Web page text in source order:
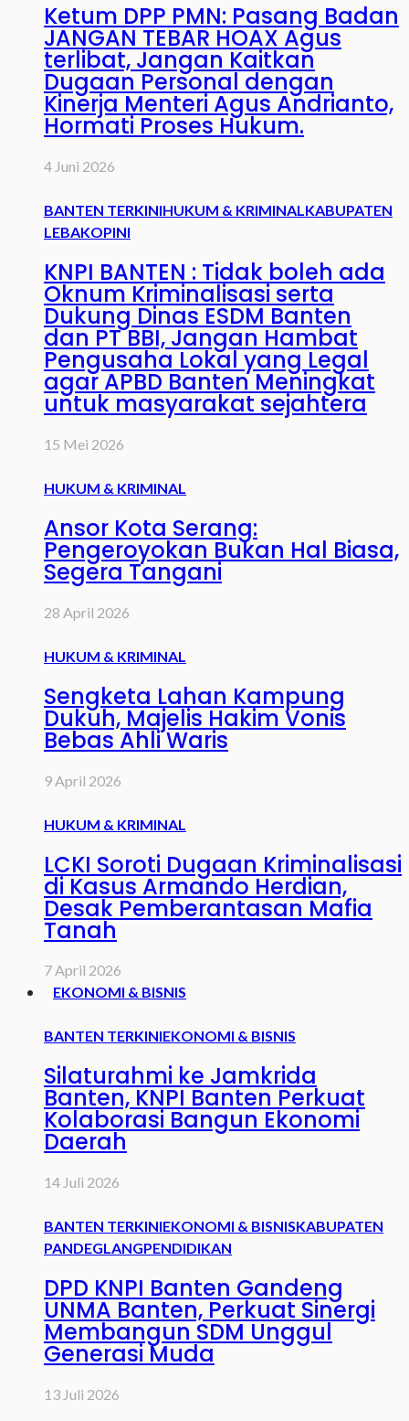
Ketum DPP PMN: Pasang Badan
JANGAN TEBAR HOAX Agus
terlibat, Jangan Kaitkan
Dugaan Personal dengan
Kinerja Menteri Agus Andrianto,
Hormati Proses Hukum.
4 Juni 2026
BANTEN TERKINIHUKUM & KRIMINALKABUPATEN
LEBAKOPINI
KNPI BANTEN : Tidak boleh ada
Oknum Kriminalisasi serta
Dukung Dinas ESDM Banten
dan PT BBI, Jangan Hambat
Pengusaha Lokal yang Legal
agar APBD Banten Meningkat
untuk masyarakat sejahtera
15 Mei 2026
HUKUM & KRIMINAL
Ansor Kota Serang:
Pengeroyokan Bukan Hal Biasa,
Segera Tangani
28 April 2026
HUKUM & KRIMINAL
Sengketa Lahan Kampung
Dukuh, Majelis Hakim Vonis
Bebas Ahli Waris
9 April 2026
HUKUM & KRIMINAL
LCKI Soroti Dugaan Kriminalisasi
di Kasus Armando Herdian,
Desak Pemberantasan Mafia
Tanah
7 April 2026
EKONOMI & BISNIS
BANTEN TERKINIEKONOMI & BISNIS
Silaturahmi ke Jamkrida
Banten, KNPI Banten Perkuat
Kolaborasi Bangun Ekonomi
Daerah
14 Juli 2026
BANTEN TERKINIEKONOMI & BISNISKABUPATEN
PANDEGLANGPENDIDIKAN
DPD KNPI Banten Gandeng
UNMA Banten, Perkuat Sinergi
Membangun SDM Unggul
Generasi Muda
13 Juli 2026